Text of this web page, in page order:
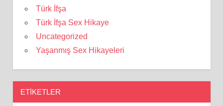
Türk İfşa
Türk İfşa Sex Hikaye
Uncategorized
Yaşanmış Sex Hikayeleri
ETIKETLER